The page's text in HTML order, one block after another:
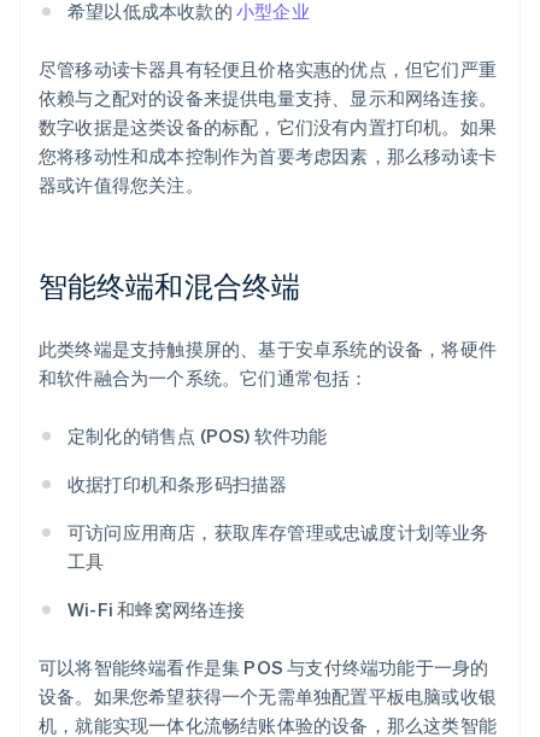
希望以低成本收款的 小型企业
尽管移动读卡器具有轻便且价格实惠的优点，但它们严重
依赖与之配对的设备来提供电量支持、显示和网络连接。
数字收据是这类设备的标配，它们没有内置打印机。如果
您将移动性和成本控制作为首要考虑因素，那么移动读卡
器或许值得您关注。
智能终端和混合终端
此类终端是支持触摸屏的、基于安卓系统的设备，将硬件
和软件融合为一个系统。它们通常包括：
定制化的销售点 (POS) 软件功能
收据打印机和条形码扫描器
可访问应用商店，获取库存管理或忠诚度计划等业务
工具
Wi-Fi 和蜂窝网络连接
可以将智能终端看作是集 POS 与支付终端功能于一身的
设备。如果您希望获得一个无需单独配置平板电脑或收银
机，就能实现一体化流畅结账体验的设备，那么这类智能